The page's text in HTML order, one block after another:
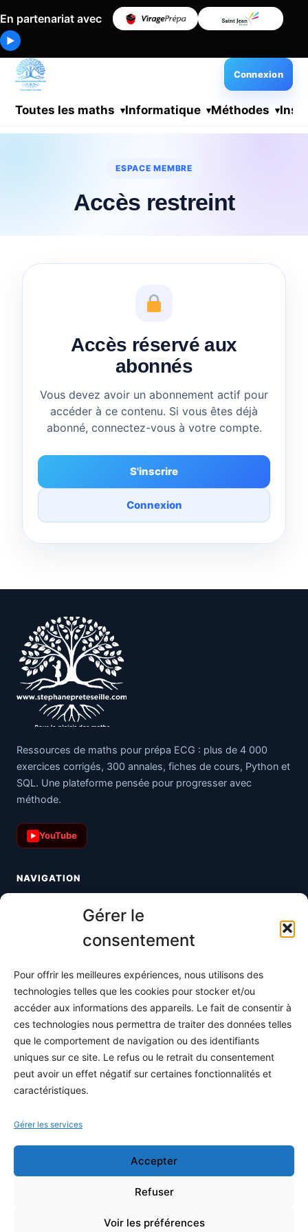
Gérer le
consentement
Pour offrir les meilleures expériences, nous utilisons des
technologies telles que les cookies pour stocker et/ou
accéder aux informations des appareils. Le fait de consentir à
ces technologies nous permettra de traiter des données telles
que le comportement de navigation ou des identifiants
uniques sur ce site. Le refus ou le retrait du consentement
peut avoir un effet négatif sur certaines fonctionnalités et
caractéristiques.
Gérer les services
Accepter
Refuser
Voir les préférences
En partenariat avec
▶
Toutes les maths Informatique Méthodes
Connexion
ESPACE MEMBRE
Accès restreint
Accès réservé aux
abonnés
Vous devez avoir un abonnement actif pour
accéder à ce contenu. Si vous êtes déjà
abonné, connectez-vous à votre compte.
S'inscrire
Connexion
Ressources de maths pour prépa ECG : plus de 4 000
exercices corrigés, 300 annales, fiches de cours, Python et
SQL. Une plateforme pensée pour progresser avec
méthode.
▶ YouTube
NAVIGATION
Toutes les maths
S'abonner
À propos
Contact / Support
Mes publications
INFORMATIONS LÉGALES
Conditions générales de vente